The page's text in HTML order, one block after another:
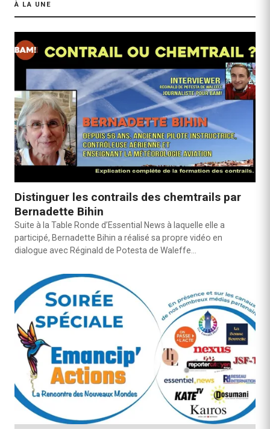
À LA UNE
Distinguer les contrails des chemtrails par
Bernadette Bihin
Suite à la Table Ronde d’Essential News à laquelle elle a
participé, Bernadette Bihin a réalisé sa propre vidéo en
dialogue avec Réginald de Potesta de Waleffe…